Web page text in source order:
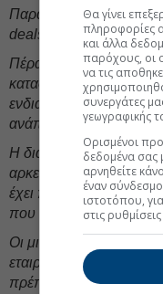
Παράλληλα, θεωρείται
deals μετά από αυτό
Πέρα από τον
κατασκευές φαίνεται
ενδιαφέρον, καθώς
ανάπτυξης.
Η διάχυση της
αρκετές περιπτώσεις –
έχει πλέον αποκτήσει
που ξεχωρίζουν το
Οι μικροεπενδυτές
εταιρείες με υγιή
πρέπει να ξεχνάμε ότι
Θα γίνει
πληροφορίες
και άλλα
παρόχους, οι
να τις
συνεργάτες
γεωγραφικής
Ορισμένοι
δεδομένα σας
αρνηθείτε
έναν
ιστοτόπου,
στις